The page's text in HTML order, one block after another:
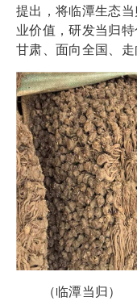
提出，将临潭生态
业价值，研发当归
甘肃、面向全国、走
（临潭当归）